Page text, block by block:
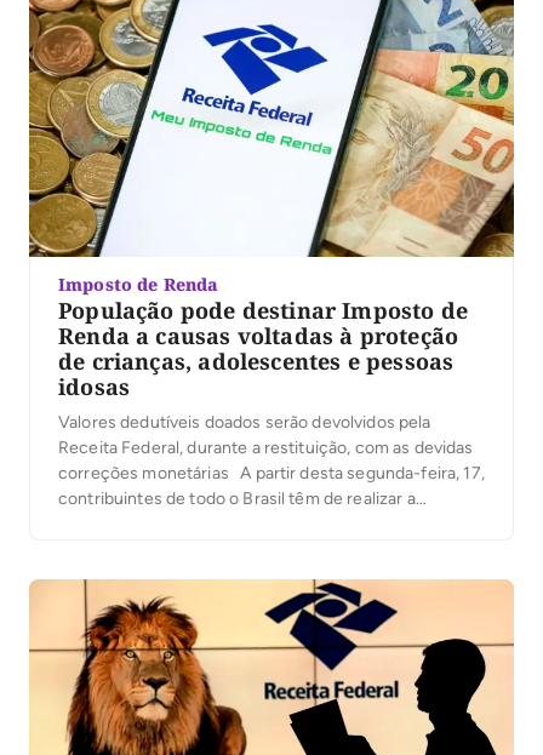
Imposto de Renda
População pode destinar Imposto de
Renda a causas voltadas à proteção
de crianças, adolescentes e pessoas
idosas
Valores dedutíveis doados serão devolvidos pela
Receita Federal, durante a restituição, com as devidas
correções monetárias A partir desta segunda-feira, 17,
contribuintes de todo o Brasil têm de realizar a
contas com o “Leão” segue até 30 […]